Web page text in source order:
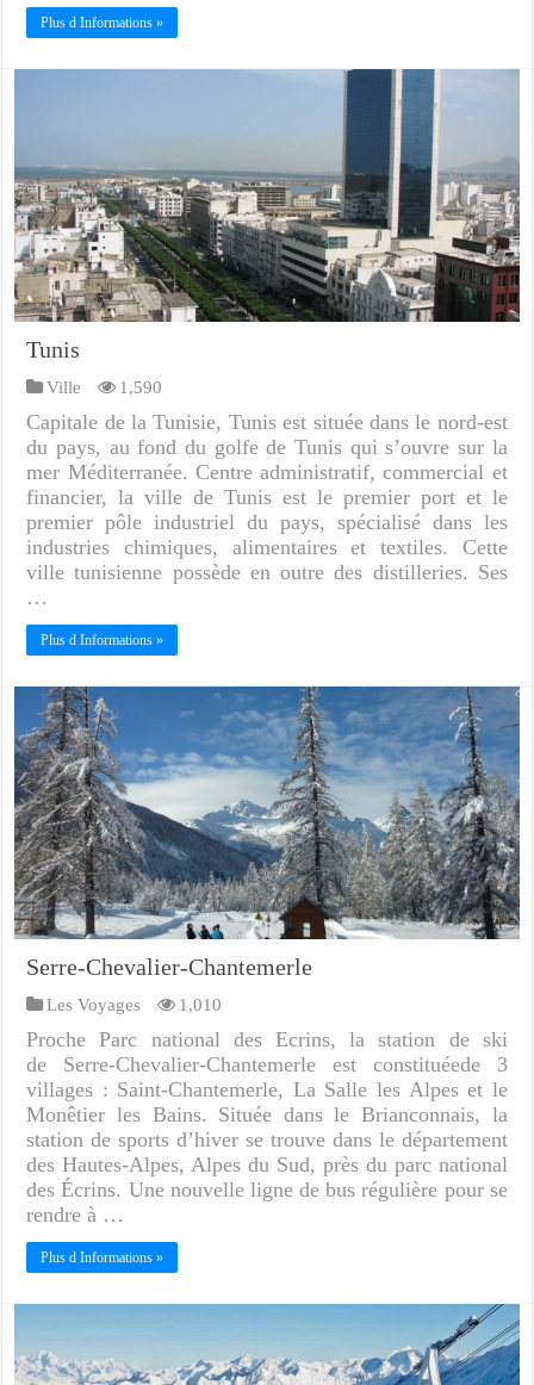
Plus d Informations »
Tunis
Ville 1,590
Capitale de la Tunisie, Tunis est située dans le nord-est
du pays, au fond du golfe de Tunis qui s’ouvre sur la
mer Méditerranée. Centre administratif, commercial et
financier, la ville de Tunis est le premier port et le
premier pôle industriel du pays, spécialisé dans les
industries chimiques, alimentaires et textiles. Cette
ville tunisienne possède en outre des distilleries. Ses
…
Plus d Informations »
Serre-Chevalier-Chantemerle
Les Voyages 1,010
Proche Parc national des Ecrins, la station de ski
de Serre-Chevalier-Chantemerle est constituéede 3
villages : Saint-Chantemerle, La Salle les Alpes et le
Monêtier les Bains. Située dans le Brianconnais, la
station de sports d’hiver se trouve dans le département
des Hautes-Alpes, Alpes du Sud, près du parc national
des Écrins. Une nouvelle ligne de bus régulière pour se
rendre à …
Plus d Informations »